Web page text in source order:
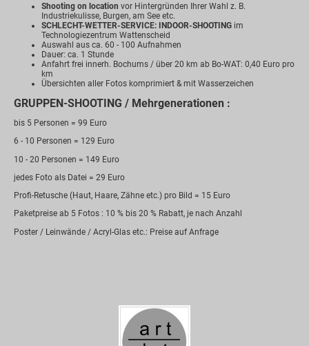
Shooting on location vor Hintergründen Ihrer Wahl z. B.
Industriekulisse, Burgen, am See etc.
SCHLECHT-WETTER-SERVICE: INDOOR-SHOOTING im
Technologiezentrum Wattenscheid
Auswahl aus ca. 60 - 100 Aufnahmen
Dauer: ca. 1 Stunde
Anfahrt frei innerh. Bochums / über 20 km ab Bo-WAT: 0,40 Euro pro
km
Übersichten aller Fotos komprimiert & mit Wasserzeichen
GRUPPEN-SHOOTING / Mehrgenerationen :
bis 5 Personen = 99 Euro
6 - 10 Personen = 129 Euro
10 - 20 Personen = 149 Euro
jedes Foto als Datei = 29 Euro
Profi-Retusche (Haut, Haare, Zähne etc.) pro Bild = 15 Euro
Paketpreise ab 5 Fotos : 10 % bis 20 % Rabatt, je nach Anzahl
Poster / Leinwände / Acryl-Glas etc.: Preise auf Anfrage